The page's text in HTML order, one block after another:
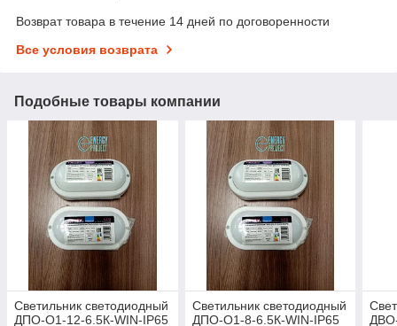
Возврат товара в течение 14 дней по договоренности
Все условия возврата
Подобные товары компании
Светильник светодиодный
ДПО-О1-12-6.5К-WIN-IP65
Светильник светодиодный
ДПО-О1-8-6.5К-WIN-IP65